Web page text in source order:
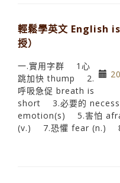
輕鬆學英文 English
授）
一.實用字群 1心
跳加快 thump 2.
呼吸急促 breath is
short 3.必要的
emotion(s) 5.害怕
(v.) 7.恐懼 fear (n.) 8.